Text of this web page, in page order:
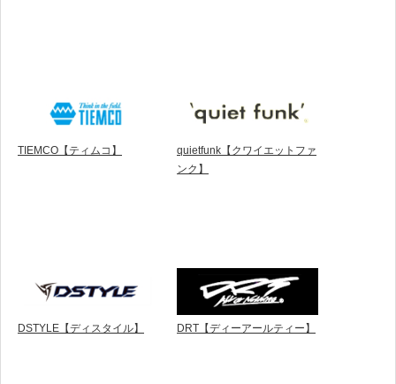
TIEMCO【ティムコ】
quietfunk【クワイエットファ
ンク】
DSTYLE【ディスタイル】 DRT【ディーアールティー】